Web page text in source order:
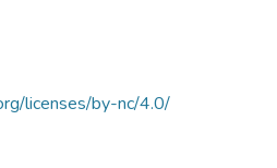
licenses/by-nc/4.0/